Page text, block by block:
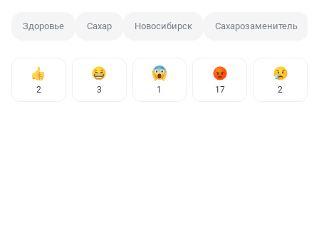
Здоровье Сахар Новосибирск Сахарозаменитель
2 3 1 17 2